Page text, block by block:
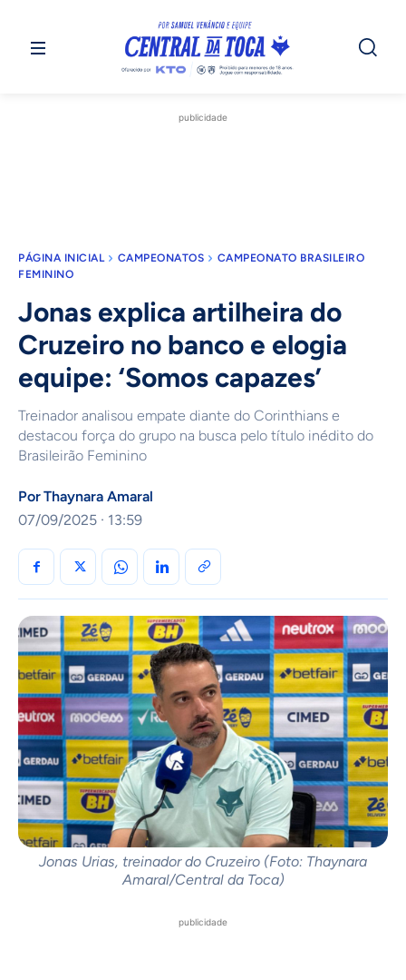
publicidade
PÁGINA INICIAL CAMPEONATOS
CAMPEONATO BRASILEIRO
FEMININO
Jonas explica artilheira do
Cruzeiro no banco e elogia
equipe: ‘Somos capazes’
Treinador analisou empate diante do Corinthians e
destacou força do grupo na busca pelo título inédito do
Brasileirão Feminino
PorThaynara Amaral
07/09/2025 · 13:59
Jonas Urias, treinador do Cruzeiro (Foto: Thaynara
Amaral/Central da Toca)
publicidade